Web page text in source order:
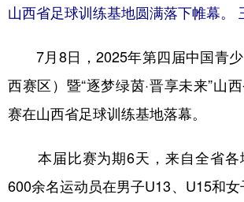
辽宁 吉林 上海
广东 广西 海南
山西省足球训练基地圆满落下帷幕。
7月8日，2025年第四届中国青少
西赛区）暨“逐梦绿茵·晋享未来”山
赛在山西省足球训练基地落幕。
本届比赛为期6天，来自全省各
600余名运动员在男子U13、U15和